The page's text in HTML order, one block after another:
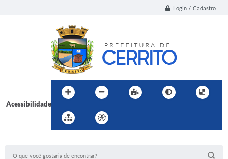
Login / Cadastro
Acessibilidade